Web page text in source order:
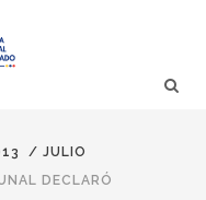
/ JULIO
DECLARÓ